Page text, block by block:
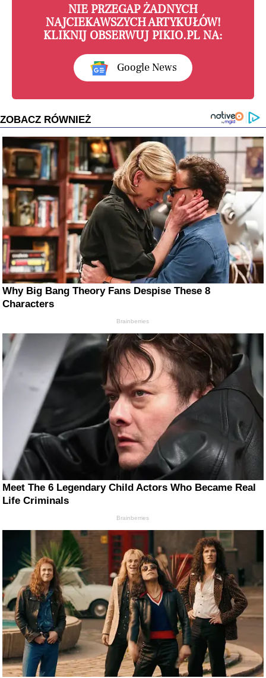
NIE PRZEGAP ŻADNYCH
NAJCIEKAWSZYCH ARTYKUŁÓW!
KLIKNIJ OBSERWUJ PIKIO.PL NA:
Google News
ZOBACZ RÓWNIEŻ
Why Big Bang Theory Fans Despise These 8
Characters
Brainberries
Meet The 6 Legendary Child Actors Who Became Real
Life Criminals
Brainberries